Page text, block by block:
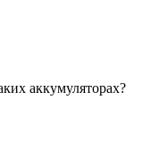
аккумуляторах?